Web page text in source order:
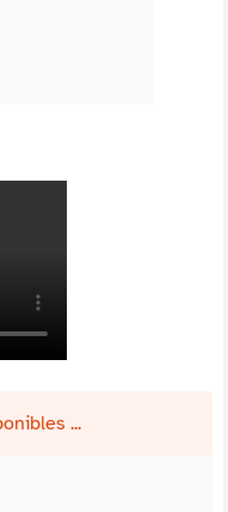
...